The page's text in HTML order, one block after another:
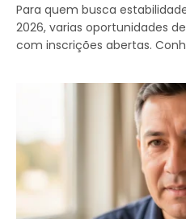
Para quem busca
2026, varias oportunidades
com inscrições abertas.